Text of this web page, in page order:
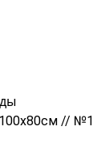
// №1